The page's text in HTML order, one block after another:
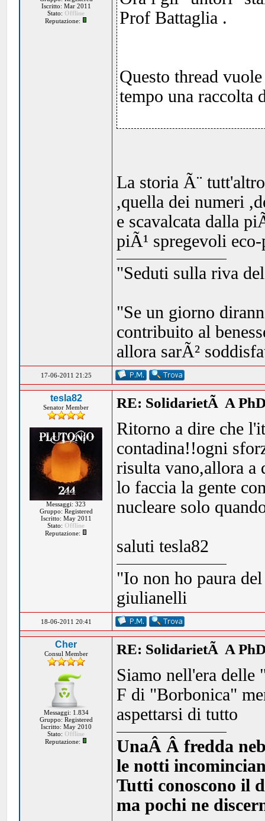
Iscritto: Mar 2011
Stato: Offline
Reputazione:
Prof Battaglia .
Questo thread
tempo una raccolta
La storia Ã¨
,quella dei numeri
e scavalcata dalla
piÃ¹ spregevoli
"Seduti sulla riva
"Se un giorno
contribuito al
allora sarÃ²
17-06-2011 21:25
tesla82
Senator Member
Messaggi: 323
Gruppo: Registered
Iscritto: May 2011
Stato: Offline
Reputazione:
RE: SolidarietÃ A
Ritorno a dire che
contadina!!ogni
risulta vano,allora a
lo faccia la gente
nucleare solo
saluti tesla82
"Io non ho paura
giulianelli
18-06-2011 20:41
Cher
Consul Member
Messaggi: 1.834
Gruppo: Registered
Iscritto: May 2010
Stato: Offline
Reputazione:
RE: SolidarietÃ A
Siamo nell'era delle
F di "Borbonica"
aspettarsi di tutto
UnaÂ Â fredda
le notti
Tutti conoscono il
ma pochi ne